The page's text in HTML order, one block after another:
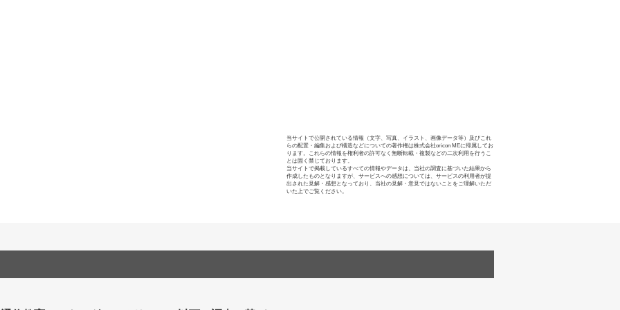
当サイトで公開されている情報（文字、写真、イラスト、画像データ等）及びこれ
らの配置・編集および構造などについての著作権は株式会社oricon MEに帰属してお
ります。これらの情報を権利者の許可なく無断転載・複製などの二次利用を行うこ
とは固く禁じております。
当サイトで掲載しているすべての情報やデータは、当社の調査に基づいた結果から
作成したものとなりますが、サービスへの感想については、サービスの利用者が提
出された見解・感想となっており、当社の見解・意見ではないことをご理解いただ
いた上でご覧ください。